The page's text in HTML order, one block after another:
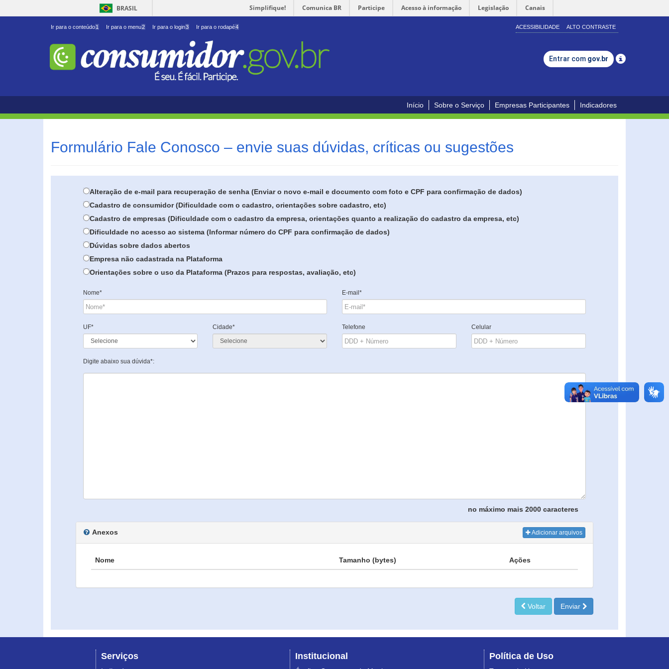
BRASIL Simplifique! Comunica BR Participe Acesso à informação Legislação Canais
Ir para o conteúdo1 Ir para o menu2 Ir para o login3 Ir para o rodapé4 ACESSIBILIDADE ALTO CONTRASTE
Entrar com gov.br
Início Sobre o Serviço Empresas Participantes Indicadores
Formulário Fale Conosco – envie suas dúvidas, críticas ou sugestões
Alteração de e-mail para recuperação de senha (Enviar o novo e-mail e documento com foto e CPF para confirmação de dados)
Cadastro de consumidor (Dificuldade com o cadastro, orientações sobre cadastro, etc)
Cadastro de empresas (Dificuldade com o cadastro da empresa, orientações quanto a realização do cadastro da empresa, etc)
Dificuldade no acesso ao sistema (Informar número do CPF para confirmação de dados)
Dúvidas sobre dados abertos
Empresa não cadastrada na Plataforma
Orientações sobre o uso da Plataforma (Prazos para respostas, avaliação, etc)
Nome* E-mail*
UF* Cidade* Telefone Celular
Digite abaixo sua dúvida*:
no máximo mais 2000 caracteres
Anexos Adicionar arquivos
Nome Tamanho (bytes) Ações
Voltar Enviar
Serviços Institucional Política de Uso